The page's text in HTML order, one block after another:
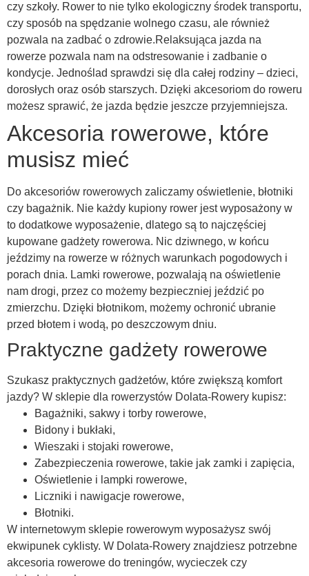
czy szkoły. Rower to nie tylko ekologiczny środek transportu,
czy sposób na spędzanie wolnego czasu, ale również
pozwala na zadbać o zdrowie.Relaksująca jazda na
rowerze pozwala nam na odstresowanie i zadbanie o
kondycje. Jednoślad sprawdzi się dla całej rodziny – dzieci,
dorosłych oraz osób starszych. Dzięki akcesoriom do roweru
możesz sprawić, że jazda będzie jeszcze przyjemniejsza.
Akcesoria rowerowe, które
musisz mieć
Do akcesoriów rowerowych zaliczamy oświetlenie, błotniki
czy bagażnik. Nie każdy kupiony rower jest wyposażony w
to dodatkowe wyposażenie, dlatego są to najczęściej
kupowane gadżety rowerowa. Nic dziwnego, w końcu
jeździmy na rowerze w różnych warunkach pogodowych i
porach dnia. Lamki rowerowe, pozwalają na oświetlenie
nam drogi, przez co możemy bezpieczniej jeździć po
zmierzchu. Dzięki błotnikom, możemy ochronić ubranie
przed błotem i wodą, po deszczowym dniu.
Praktyczne gadżety rowerowe
Szukasz praktycznych gadżetów, które zwiększą komfort
jazdy? W sklepie dla rowerzystów Dolata-Rowery kupisz:
Bagażniki, sakwy i torby rowerowe,
Bidony i bukłaki,
Wieszaki i stojaki rowerowe,
Zabezpieczenia rowerowe, takie jak zamki i zapięcia,
Oświetlenie i lampki rowerowe,
Liczniki i nawigacje rowerowe,
Błotniki.
W internetowym sklepie rowerowym wyposażysz swój
ekwipunek cyklisty. W Dolata-Rowery znajdziesz potrzebne
akcesoria rowerowe do treningów, wycieczek czy